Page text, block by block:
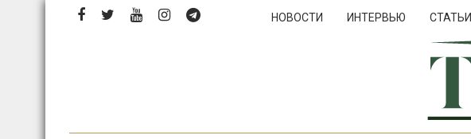
Перейти
НОВОСТИ ИНТЕРВЬЮ СТАТЬИ